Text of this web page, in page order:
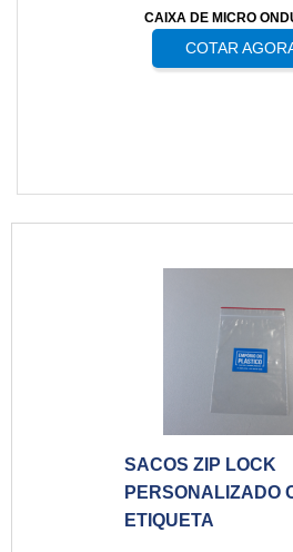
CAIXA DE MICRO
COTAR
SACOS ZIP LOCK
PERSONALIZADO
ETIQUETA